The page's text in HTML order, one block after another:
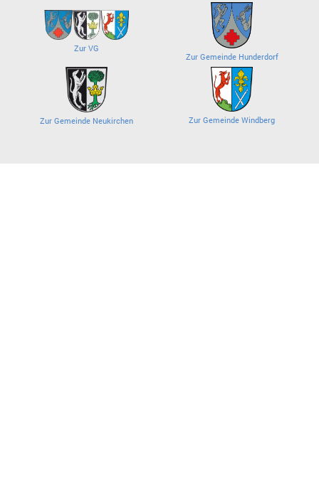
Zur VG
Zur Gemeinde Hunderdorf
Zur Gemeinde Neukirchen Zur Gemeinde Windberg